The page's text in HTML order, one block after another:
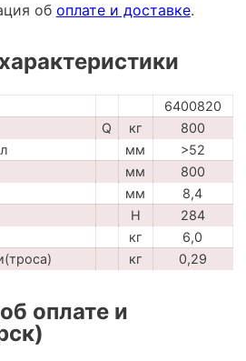
об оплате и доставке.
6400820
Q кг
800
мм
>52
мм
800
мм
8,4
H
284
кг
6,0
кг 0,29
оплате и